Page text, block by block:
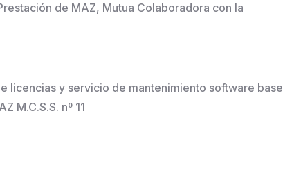
de MAZ, Mutua Colaboradora con la
licencias y servicio de mantenimiento software base
M.C.S.S. nº 11